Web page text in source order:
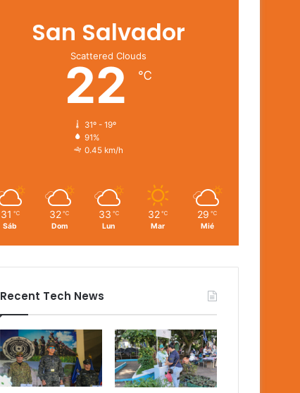
San Salvador
Scattered Clouds
22 ℃
31º - 19º
91%
0.45 km/h
31 ℃
Sáb
32 ℃
Dom
33 ℃
Lun
32 ℃
Mar
29 ℃
Mié
Recent Tech News